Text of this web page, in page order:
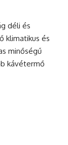
déli és
klimatikus és
minőségű
kávétermő